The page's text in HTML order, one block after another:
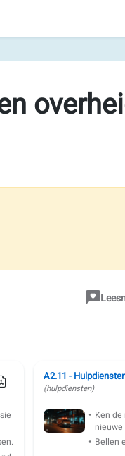
A2.11 -
(hulpdiensten)
Ken
nieuwe
Bellen